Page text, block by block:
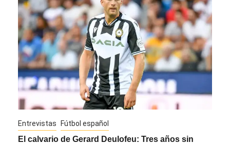
Entrevistas Fútbol español
El calvario de Gerard Deulofeu: Tres años sin